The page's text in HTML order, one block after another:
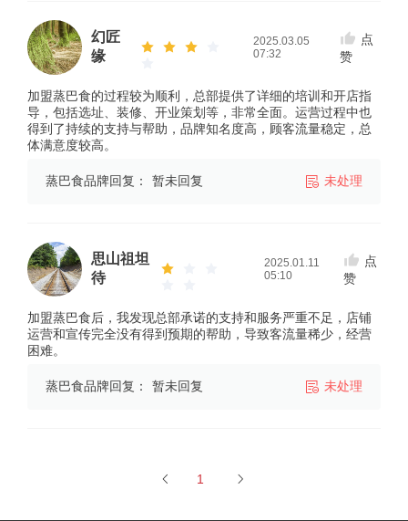
幻匠
缘
2025.03.05
07:32
点
赞
加盟蒸巴食的过程较为顺利，总部提供了详细的培训和开店指
导，包括选址、装修、开业策划等，非常全面。运营过程中也
得到了持续的支持与帮助，品牌知名度高，顾客流量稳定，总
体满意度较高。
蒸巴食品牌回复： 暂未回复 未处理
思山祖坦
待
2025.01.11
05:10
点
赞
加盟蒸巴食后，我发现总部承诺的支持和服务严重不足，店铺
运营和宣传完全没有得到预期的帮助，导致客流量稀少，经营
困难。
蒸巴食品牌回复： 暂未回复 未处理
1